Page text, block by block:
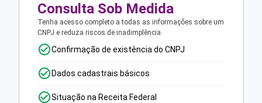
Consulta Sob Medida
Tenha acesso completo a todas as informações sobre um
CNPJ e reduza riscos de inadimplência.
Confirmação de existência do CNPJ
Dados cadastrais básicos
Situação na Receita Federal